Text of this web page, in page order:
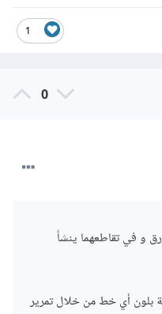
1
0
و في تقاطعهما ينشأ
بلون أي خط من خلال تمرير